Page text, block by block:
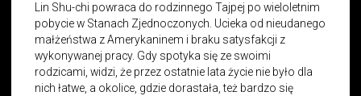
Lin Shu-chi powraca do rodzinnego Tajpej po wieloletnim
pobycie w Stanach Zjednoczonych. Ucieka od nieudanego
małżeństwa z Amerykaninem i braku satysfakcji z
wykonywanej pracy. Gdy spotyka się ze swoimi
rodzicami, widzi, że przez ostatnie lata życie nie było dla
nich łatwe, a okolice, gdzie dorastała, też bardzo się